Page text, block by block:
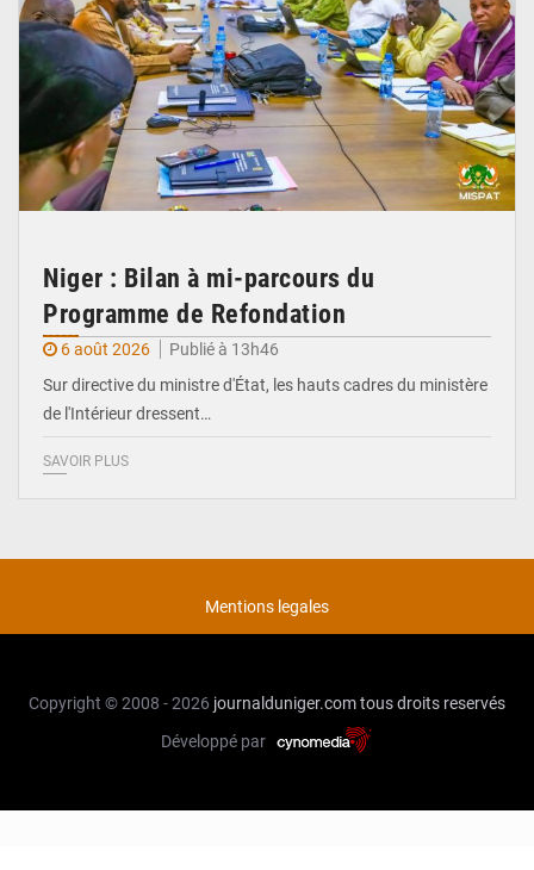
Niger : Bilan à mi-parcours du
Programme de Refondation
6 août 2026
Publié à 13h46
Sur directive du ministre d'État, les hauts cadres du ministère
de l'Intérieur dressent…
SAVOIR PLUS
Mentions legales
Copyright © 2008 - 2026 journalduniger.comtous droits reservés
Développé par